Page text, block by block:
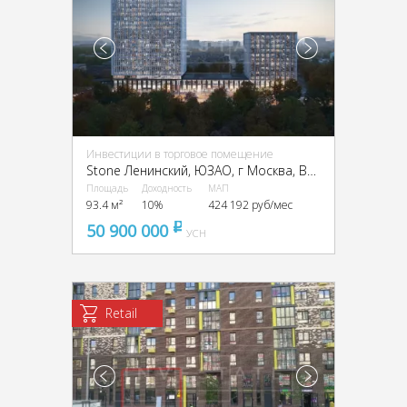
Инвестиции в торговое помещение
Stone Ленинский, ЮЗАО, г Москва, Вавилова ул., вл. 11, 13А
Площадь
93.4 м²
Доходность
10%
МАП
424 192 руб/мес
50 900 000 pуб
УСН
Retail